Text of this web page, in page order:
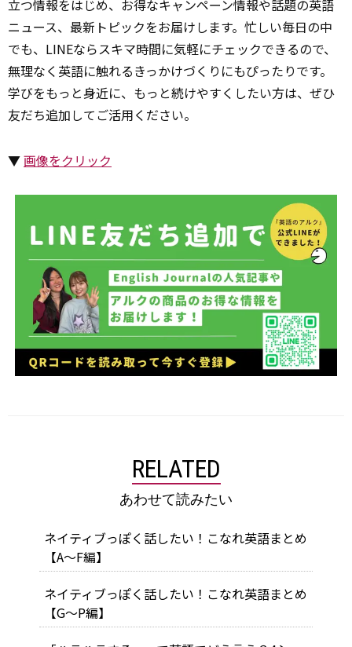
立つ情報をはじめ、お得なキャンペーン情報や話題の英語
ニュース、最新トピックをお届けします。忙しい毎日の中
でも、LINEならスキマ時間に気軽にチェックできるので、
無理なく英語に触れるきっかけづくりにもぴったりです。
学びをもっと身近に、もっと続けやすくしたい方は、ぜひ
友だち追加してご活用ください。
▼画像をクリック
RELATED
あわせて読みたい
ネイティブっぽく話したい！こなれ英語まとめ
【A～F編】
ネイティブっぽく話したい！こなれ英語まとめ
【G～P編】